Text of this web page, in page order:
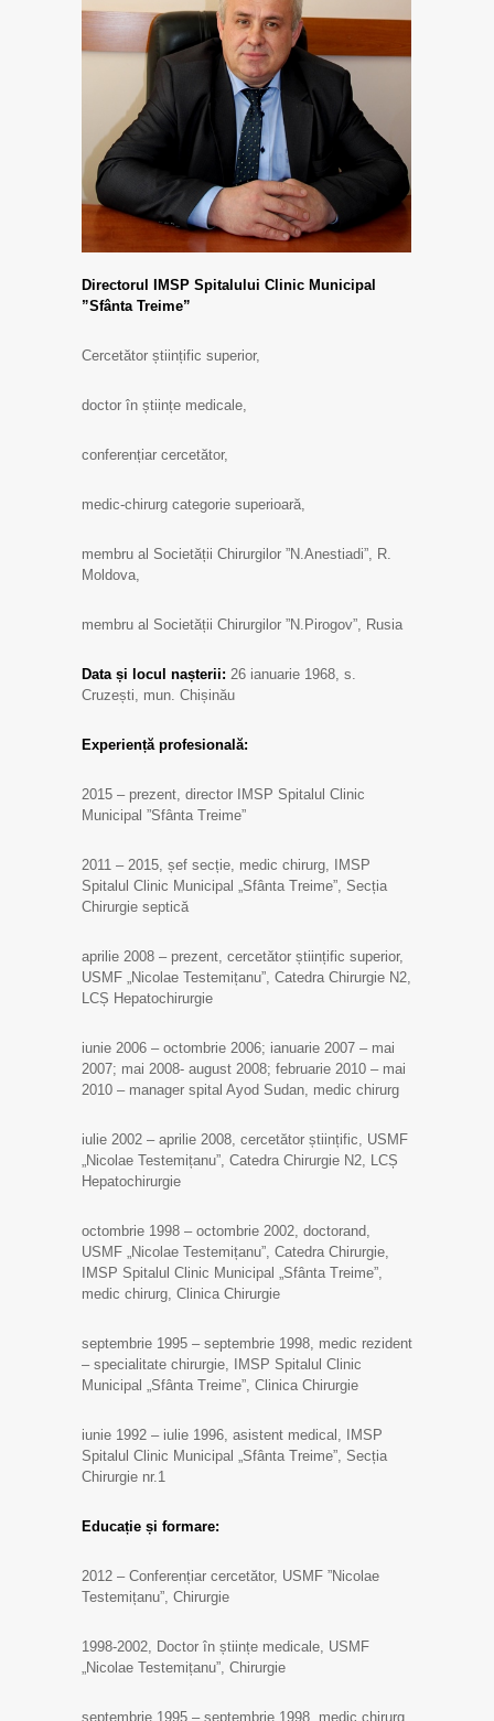
Directorul IMSP Spitalului Clinic Municipal
”Sfânta Treime”
Cercetător științific superior,
doctor în științe medicale,
conferențiar cercetător,
medic-chirurg categorie superioară,
membru al Societății Chirurgilor ”N.Anestiadi”, R.
Moldova,
membru al Societății Chirurgilor ”N.Pirogov”, Rusia
Data și locul nașterii: 26 ianuarie 1968, s.
Cruzești, mun. Chișinău
Experiență profesională:
2015 – prezent, director IMSP Spitalul Clinic
Municipal ”Sfânta Treime”
2011 – 2015, șef secție, medic chirurg, IMSP
Spitalul Clinic Municipal „Sfânta Treime”, Secția
Сhirurgie septică
aprilie 2008 – prezent, cercetător științific superior,
USMF „Nicolae Testemițanu”, Catedra Chirurgie N2,
LCȘ Hepatochirurgie
iunie 2006 – octombrie 2006; ianuarie 2007 – mai
2007; mai 2008- august 2008; februarie 2010 – mai
2010 – manager spital Ayod Sudan, medic chirurg
iulie 2002 – aprilie 2008, cercetător științific, USMF
„Nicolae Testemițanu”, Catedra Chirurgie N2, LCȘ
Hepatochirurgie
octombrie 1998 – octombrie 2002, doctorand,
USMF „Nicolae Testemițanu”, Catedra Chirurgie,
IMSP Spitalul Clinic Municipal „Sfânta Treime”,
medic chirurg, Clinica Chirurgie
septembrie 1995 – septembrie 1998, medic rezident
– specialitate chirurgie, IMSP Spitalul Clinic
Municipal „Sfânta Treime”, Clinica Chirurgie
iunie 1992 – iulie 1996, asistent medical, IMSP
Spitalul Clinic Municipal „Sfânta Treime”, Secția
Chirurgie nr.1
Educație și formare:
2012 – Conferențiar cercetător, USMF ”Nicolae
Testemițanu”, Chirurgie
1998-2002, Doctor în științe medicale, USMF
„Nicolae Testemițanu”, Chirurgie
septembrie 1995 – septembrie 1998, medic chirurg,